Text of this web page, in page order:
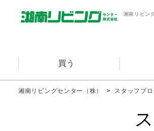
湘南リビン
買う
湘南リビングセンター（株） > スタッフブ